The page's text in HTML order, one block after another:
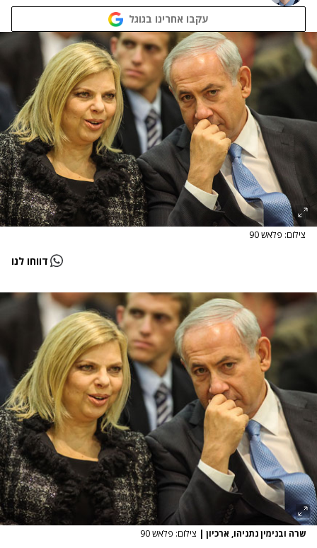
עקבו אחרינו בגוגל
צילום: פלאש 90
דווחו לנו
שרה ובנימין נתניהו, ארכיון | צילום: פלאש 90